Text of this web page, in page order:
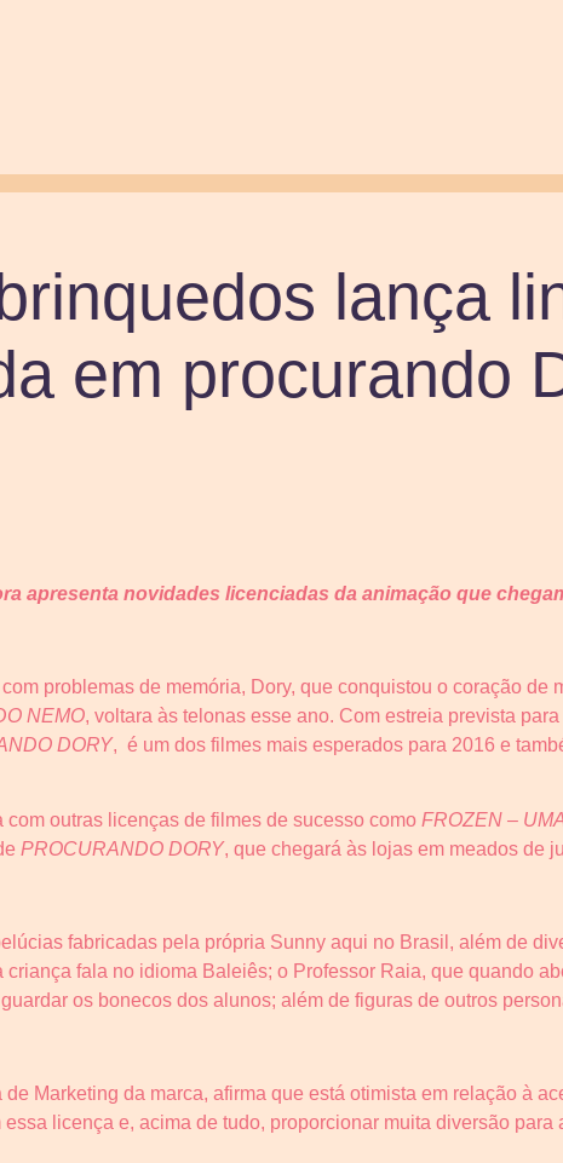
lança
em procurando
apresenta novidades licenciadas da animação que
problemas de memória, Dory, que conquistou o coração de
NEMO, voltara às telonas esse ano. Com estreia prevista
DORY, é um dos filmes mais esperados para 2016 e
com outras licenças de filmes de sucesso como FROZEN –
PROCURANDO DORY, que chegará às lojas em meados de
fabricadas pela própria Sunny aqui no Brasil, além de
criança fala no idioma Baleiês; o Professor Raia, que quando
os bonecos dos alunos; além de figuras de outros
Marketing da marca, afirma que está otimista em relação à
licença e, acima de tudo, proporcionar muita diversão para